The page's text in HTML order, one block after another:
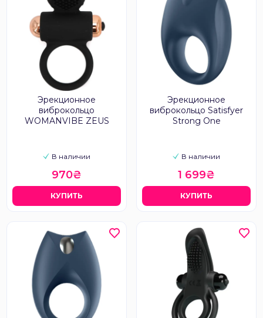
Эрекционное
виброкольцо
WOMANVIBE ZEUS
В наличии
970₴
КУПИТЬ
Эрекционное
виброкольцо Satisfyer
Strong One
В наличии
1 699₴
КУПИТЬ